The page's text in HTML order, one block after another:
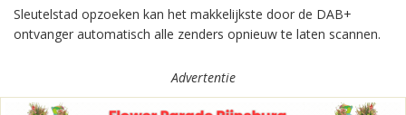
Sleutelstad opzoeken kan het makkelijkste door de DAB+
ontvanger automatisch alle zenders opnieuw te laten scannen.
Advertentie